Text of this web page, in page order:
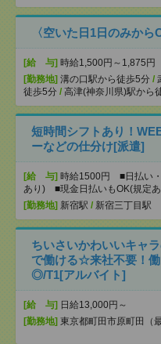
〈空いた日1日のみか
[給 与] 時給1,500円～1,875円
[勤務地] 溝の口駅から徒歩5分 /
徒歩5分 / 高津(神奈川県)駅から
短時間シフトあり！
ーなどの仕分け[派遣]
[給 与] 時給1500円 ■日払い
あり) ■現金日払いもOK(規定
[勤務地] 新宿駅 / 新宿三丁目駅
ちいさいかわいいキャ
で働ける☆来社不要！
◎/T1[アルバイト]
[給 与] 日給13,000円～
[勤務地] 東京都町田市原町田（